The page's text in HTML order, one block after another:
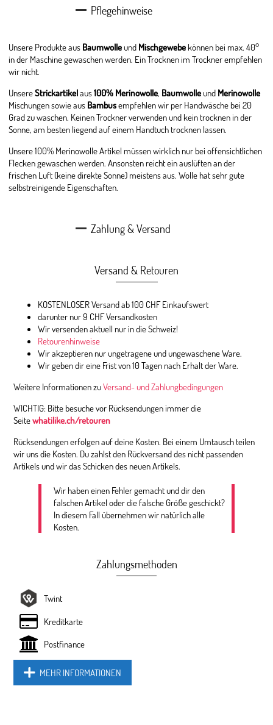
Pflegehinweise
Unsere Produkte aus Baumwolleund Mischgewebe können bei max. 40°
in der Maschine gewaschen werden. Ein Trocknen im Trockner empfehlen
wir nicht.
UnsereStrickartikelaus100% Merinowolle, Baumwolleund Merinowolle
Mischungen sowie aus Bambusempfehlen wir per Handwäsche bei 20
Grad zu waschen. Keinen Trockner verwenden und kein trocknen in der
Sonne, am besten liegend auf einem Handtuch trocknen lassen.
Unsere 100% Merinowolle Artikel müssen wirklich nur bei offensichtlichen
Flecken gewaschen werden. Ansonsten reicht ein auslüften an der
frischen Luft (keine direkte Sonne) meistens aus. Wolle hat sehr gute
selbstreinigende Eigenschaften.
Zahlung & Versand
Versand & Retouren
KOSTENLOSER Versand ab 100 CHF Einkaufswert
darunter nur 9 CHF Versandkosten
Wir versenden aktuell nur in die Schweiz!
Retourenhinweise
Wir akzeptieren nur ungetragene und ungewaschene Ware.
Wir geben dir eine Frist von 10 Tagen nach Erhalt der Ware.
Weitere Informationen zuVersand- und Zahlungbedingungen
WICHTIG: Bitte besuche vor Rücksendungen immer die
Seitewhatilike.ch/retouren
Rücksendungen erfolgen auf deine Kosten. Bei einem Umtausch teilen
wir uns die Kosten. Du zahlst den Rückversand des nicht passenden
Artikels und wir das Schicken des neuen Artikels.
Wir haben einen Fehler gemacht und dir den
falschen Artikel oder die falsche Größe geschickt?
In diesem Fall übernehmen wir natürlich alle
Kosten.
Zahlungsmethoden
Twint
Kreditkarte
Postfinance
MEHR INFORMATIONEN